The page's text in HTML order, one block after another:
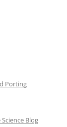
Porting
Blog